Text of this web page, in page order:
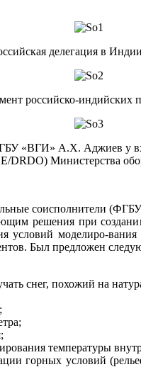
делегация в
российско-индийских
«ВГИ» А.Х. Аджиев у
DRDO) Министерства
решения при
условий моделиро-
Был предложен
снег, похожий на
температуры
горных условий